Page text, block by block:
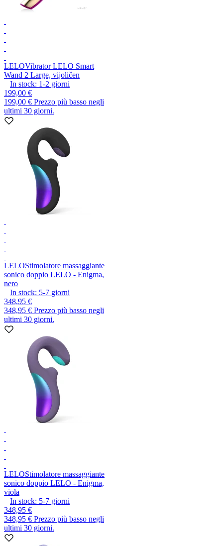
LELOVibrator LELO Smart
Wand 2 Large, vijoličen
In stock: 1-2 giorni
199,00 €
199,00 € Prezzo più basso negli
ultimi 30 giorni.
LELOStimolatore massaggiante
sonico doppio LELO - Enigma,
nero
In stock: 5-7 giorni
348,95 €
348,95 € Prezzo più basso negli
ultimi 30 giorni.
LELOStimolatore massaggiante
sonico doppio LELO - Enigma,
viola
In stock: 5-7 giorni
348,95 €
348,95 € Prezzo più basso negli
ultimi 30 giorni.